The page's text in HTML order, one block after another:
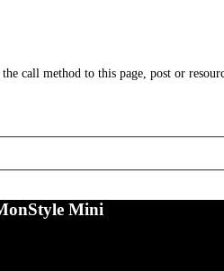
call method to this page, post or
Mini